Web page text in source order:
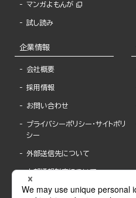
マンガよもんが
試し読み
企業情報
会社概要
採用情報
お問い合わせ
プライバシーポリシー・サイトポリ
シー
外部送信先について
内部通報制度について